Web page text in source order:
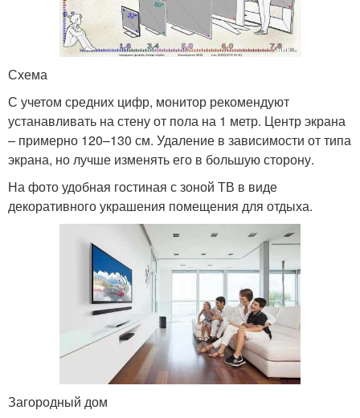
Схема
С учетом средних цифр, монитор рекомендуют
устанавливать на стену от пола на 1 метр. Центр экрана
– примерно 120–130 см. Удаление в зависимости от типа
экрана, но лучше изменять его в большую сторону.
На фото удобная гостиная с зоной ТВ в виде
декоративного украшения помещения для отдыха.
Загородный дом